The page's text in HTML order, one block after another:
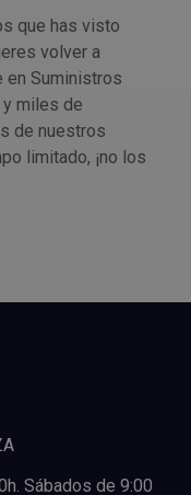
que has visto
volver a
en Suministros
miles de
de nuestros
limitado, ¡no los
Sábados de 9:00